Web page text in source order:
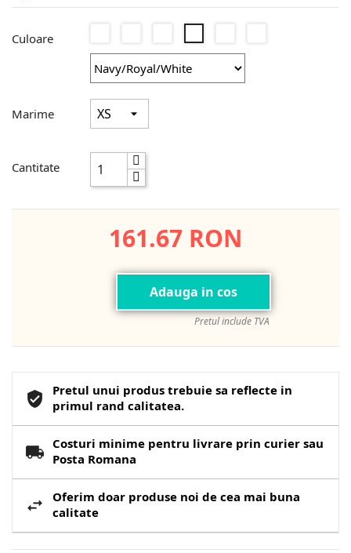
Culoare
Marime
Cantitate
161.67 RON
Adauga in cos
Pretul include TVA
Pretul unui produs trebuie sa reflecte in
primul rand calitatea.
Costuri minime pentru livrare prin curier sau
Posta Romana
Oferim doar produse noi de cea mai buna
calitate